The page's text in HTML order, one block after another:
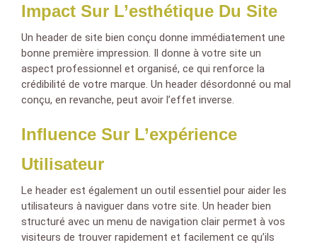
Impact Sur L’esthétique Du Site
Un header de site bien conçu donne immédiatement une
bonne première impression. Il donne à votre site un
aspect professionnel et organisé, ce qui renforce la
crédibilité de votre marque. Un header désordonné ou mal
conçu, en revanche, peut avoir l’effet inverse.
Influence Sur L’expérience
Utilisateur
Le header est également un outil essentiel pour aider les
utilisateurs à naviguer dans votre site. Un header bien
structuré avec un menu de navigation clair permet à vos
visiteurs de trouver rapidement et facilement ce qu’ils